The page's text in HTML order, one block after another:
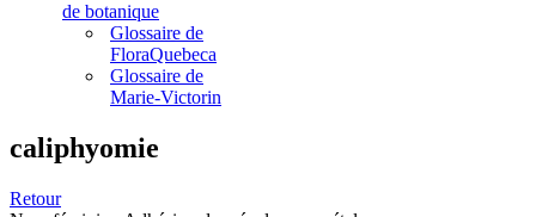
de botanique
Glossaire de
FloraQuebeca
Glossaire de
Marie-Victorin
caliphyomie
Retour